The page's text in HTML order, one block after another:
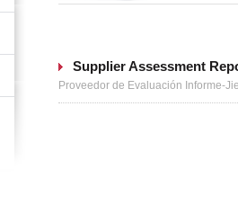
Supplier Assessment
Proveedor de Evaluación Informe-